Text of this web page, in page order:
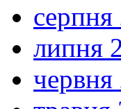
липня